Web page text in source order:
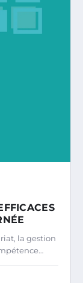
la gestion